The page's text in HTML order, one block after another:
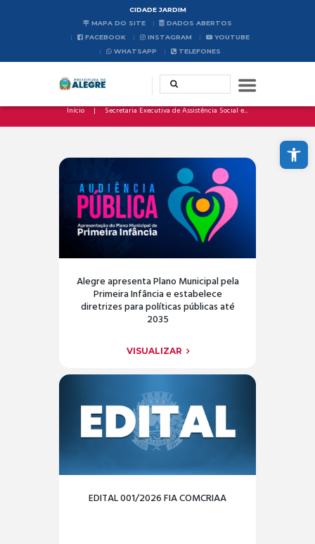
Abrir a barra de ferramentas
CIDADE JARDIM
MAPA DO SITE
DADOS ABERTOS
FACEBOOK
INSTAGRAM
YOUTUBE
WHATSAPP
TELEFONES
Início Secretaria Executiva de Assistência Social e...
Alegre apresenta Plano Municipal pela
Primeira Infância e estabelece
diretrizes para políticas públicas até
2035
VISUALIZAR
EDITAL 001/2026 FIA COMCRIAA